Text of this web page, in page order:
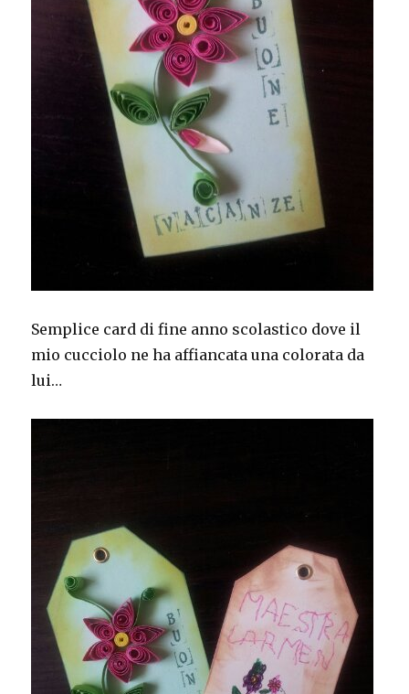
Semplice card di fine anno scolastico dove il
mio cucciolo ne ha affiancata una colorata da
lui…